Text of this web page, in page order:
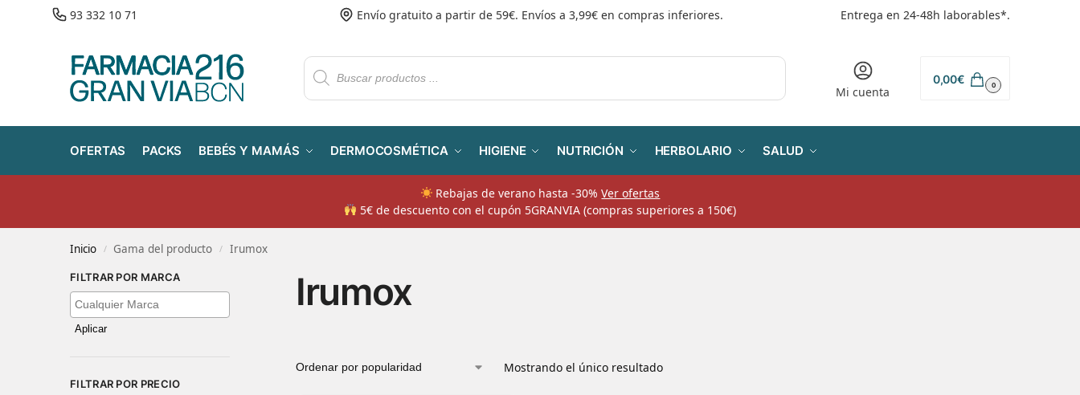
93 332 10 71 Envío gratuito a partir de 59€. Envíos a 3,99€ en compras inferiores. Entrega en 24-48h laborables*.
Mi cuenta
0,00€ 0
OFERTAS PACKS BEBÉS Y MAMÁS DERMOCOSMÉTICA HIGIENE NUTRICIÓN HERBOLARIO SALUD
Rebajas de verano hasta -30%Ver ofertas
​ 5€ de descuento con el cupón 5GRANVIA (compras superiores a 150€)
Inicio / Gama del producto / Irumox
Irumox
Mostrando el único resultado
FILTRAR POR MARCA
Aplicar
FILTRAR POR PRECIO